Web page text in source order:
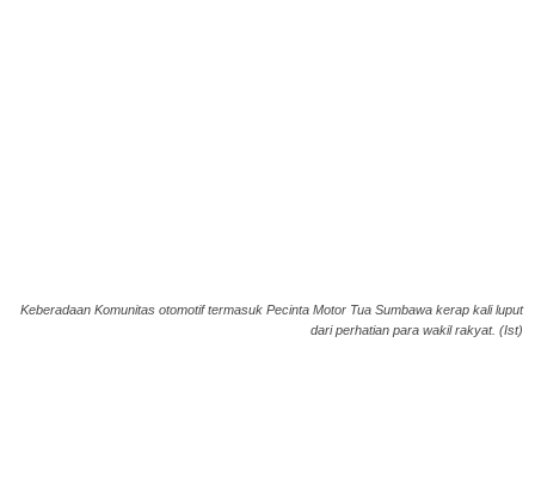
Keberadaan Komunitas otomotif termasuk Pecinta Motor Tua Sumbawa kerap kali luput
dari perhatian para wakil rakyat. (Ist)